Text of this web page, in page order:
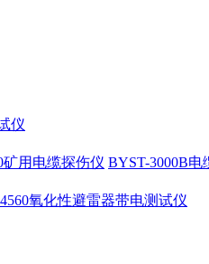
仪
矿用电缆探伤仪 BYST-3000B电
氧化性避雷器带电测试仪